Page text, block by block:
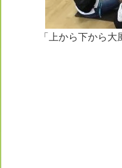
「上から下から